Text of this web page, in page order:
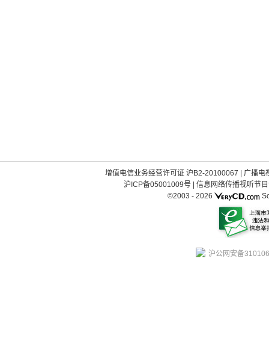
增值电信业务经营许可证 沪B2-20100067
广播电
沪ICP备05001009号| 信息网络传播视听节
©2003 - 2026
沪公网安备